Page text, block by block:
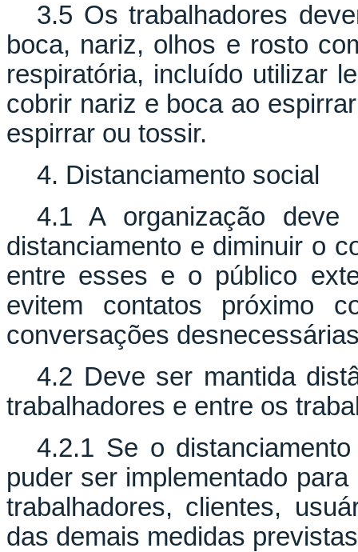
3.5 Os trabalhadores
boca, nariz, olhos e rosto
respiratória, incluído utilizar
cobrir nariz e boca ao
espirrar ou tossir.
4. Distanciamento social
4.1 A organização deve
distanciamento e diminuir o
entre esses e o público
evitem contatos próximo
conversações
4.2 Deve ser mantida
trabalhadores e entre os
4.2.1 Se o
puder ser implementado
trabalhadores, clientes,
das demais medidas